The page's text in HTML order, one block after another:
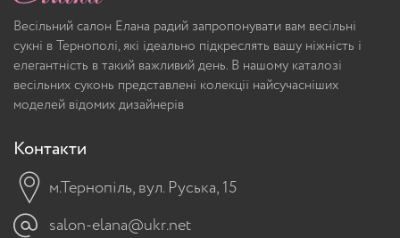
Весільний салон Елана радий запропонувати вам весільні
сукні в Тернополі, які ідеально підкреслять вашу ніжність і
елегантність в такий важливий день. В нашому каталозі
весільних суконь представлені колекції найсучасніших
моделей відомих дизайнерів
Контакти
м.Тернопіль, вул. Руська, 15
salon-elana@ukr.net